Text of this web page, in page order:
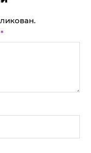
*